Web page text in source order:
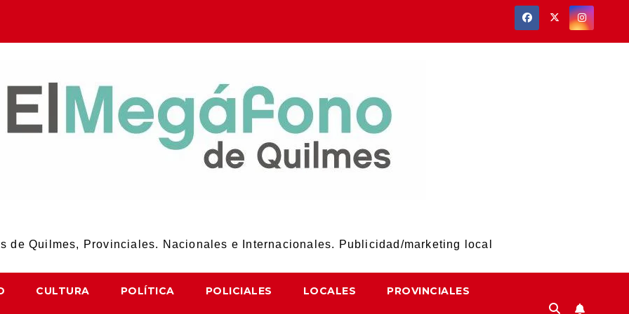
de Quilmes, Provinciales. Nacionales e Internacionales. Publicidad/marketing local
CULTURA POLÍTICA POLICIALES LOCALES PROVINCIALES